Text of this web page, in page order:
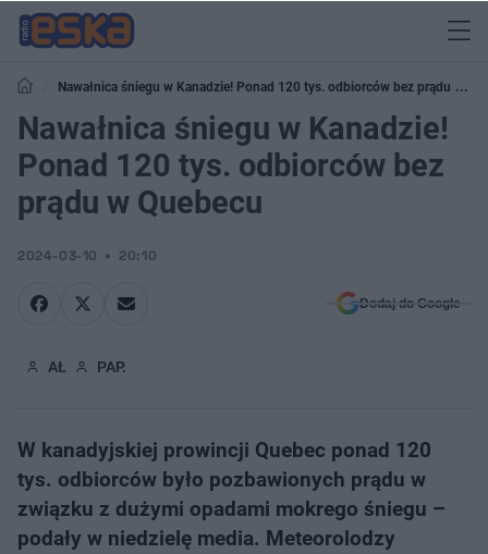
Nawałnica śniegu w Kanadzie! Ponad 120 tys. odbiorców bez prądu w
Quebecu
Nawałnica śniegu w Kanadzie!
Ponad 120 tys. odbiorców bez
prądu w Quebecu
2024-03-10 20:10
Dodaj do Google
AŁ PAP.
W kanadyjskiej prowincji Quebec ponad 120
tys. odbiorców było pozbawionych prądu w
związku z dużymi opadami mokrego śniegu –
podały w niedzielę media. Meteorolodzy